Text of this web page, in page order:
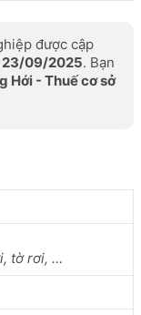
được cập
23/09/2025. Bạn
Hới - Thuế cơ sở
tờ rơi, …